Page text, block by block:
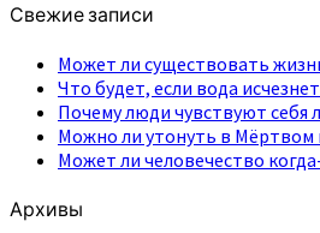
Свежие записи
Может ли существовать
Что будет, если вода
Почему люди чувствуют себя
Можно ли утонуть в Мёртвом
Может ли человечество
Архивы